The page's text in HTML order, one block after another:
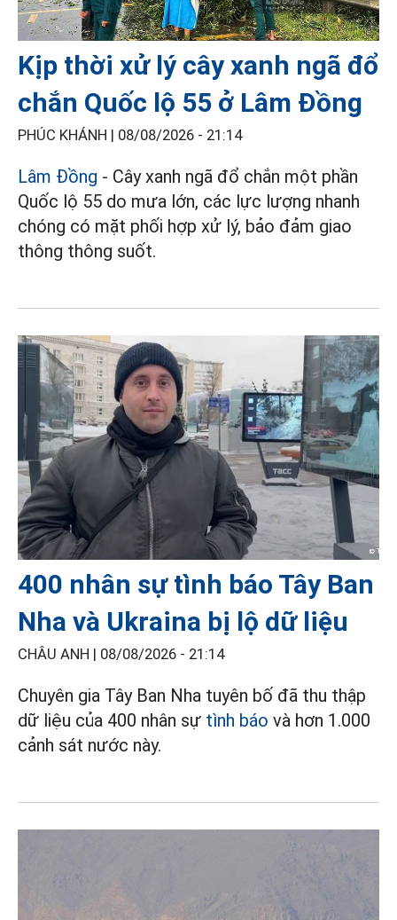
Kịp thời xử lý cây xanh ngã đổ
chắn Quốc lộ 55 ở Lâm Đồng
PHÚC KHÁNH | 08/08/2026 - 21:14
Lâm Đồng - Cây xanh ngã đổ chắn một phần
Quốc lộ 55 do mưa lớn, các lực lượng nhanh
chóng có mặt phối hợp xử lý, bảo đảm giao
thông thông suốt.
400 nhân sự tình báo Tây Ban
Nha và Ukraina bị lộ dữ liệu
CHÂU ANH | 08/08/2026 - 21:14
Chuyên gia Tây Ban Nha tuyên bố đã thu thập
dữ liệu của 400 nhân sự tình báo và hơn 1.000
cảnh sát nước này.